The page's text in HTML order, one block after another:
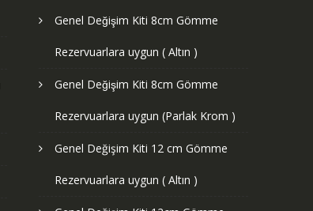
Genel Değişim Kiti 8cm Gömme
Rezervuarlara uygun ( Altın )
Genel Değişim Kiti 8cm Gömme
Rezervuarlara uygun (Parlak Krom )
Genel Değişim Kiti 12 cm Gömme
Rezervuarlara uygun ( Altın )